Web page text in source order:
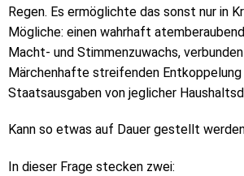
Regen. Es ermöglichte das sonst nur in
Mögliche: einen wahrhaft
Macht- und Stimmenzuwachs,
Märchenhafte streifenden Entkoppelung
Staatsausgaben von jeglicher
Kann so etwas auf Dauer gestellt
In dieser Frage stecken zwei: